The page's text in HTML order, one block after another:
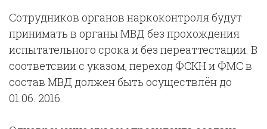
Сотрудников органов наркоконтроля будут
принимать в органы МВД без прохождения
испытательного срока и без переаттестации. В
соответсвии с указом, переход ФСКН и ФМС в
состав МВД должен быть осуществлён до
01.06. 2016.